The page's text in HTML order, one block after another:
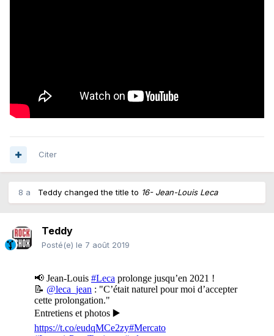
Citer
8 a Teddy changed the title to 16- Jean-Louis Leca
Teddy
Posté(e) le 7 août 2019